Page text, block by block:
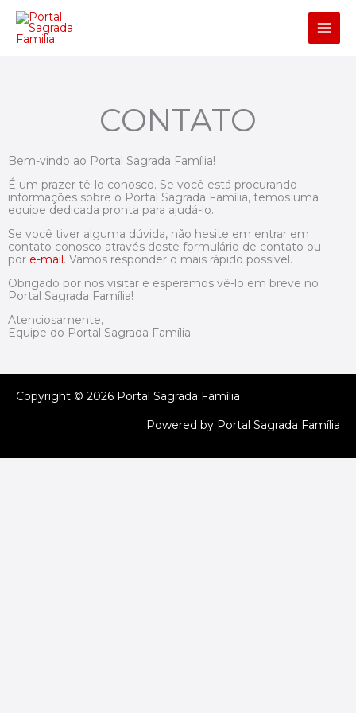
para
conteúdo
CONTATO
Bem-vindo ao Portal Sagrada Família!
É um prazer tê-lo conosco. Se você está procurando
informações sobre o Portal Sagrada Família, temos uma
equipe dedicada pronta para ajudá-lo.
Se você tiver alguma dúvida, não hesite em entrar em
contato conosco através deste formulário de contato ou
por e-mail. Vamos responder o mais rápido possível.
Obrigado por nos visitar e esperamos vê-lo em breve no
Portal Sagrada Família!
Atenciosamente,
Equipe do Portal Sagrada Família
Copyright © 2026 Portal Sagrada Família
Powered by Portal Sagrada Família